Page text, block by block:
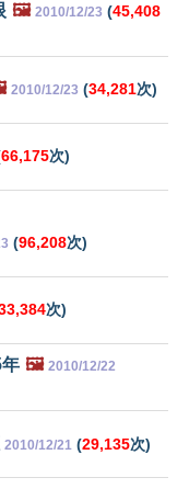
🖼️ 2010/12/23 (45,408
2010/12/23 (34,281次)
66,175次)
(96,208次)
次)
🖼️ 2010/12/22
2010/12/21 (29,135次)